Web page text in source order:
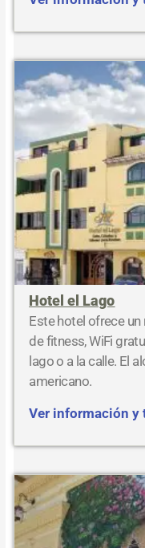
Hotel el Lago
Este hotel ofrece un
de fitness, WiFi
lago o a la calle. El
americano.
Ver información y